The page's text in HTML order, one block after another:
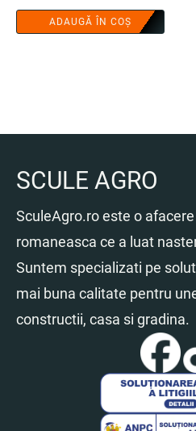
ADAUGĂ ÎN COȘ
SCULE AGRO
SculeAgro.ro este o
romaneasca ce a luat
Suntem specializati pe
mai buna calitate pentru
constructii, casa si gradina.